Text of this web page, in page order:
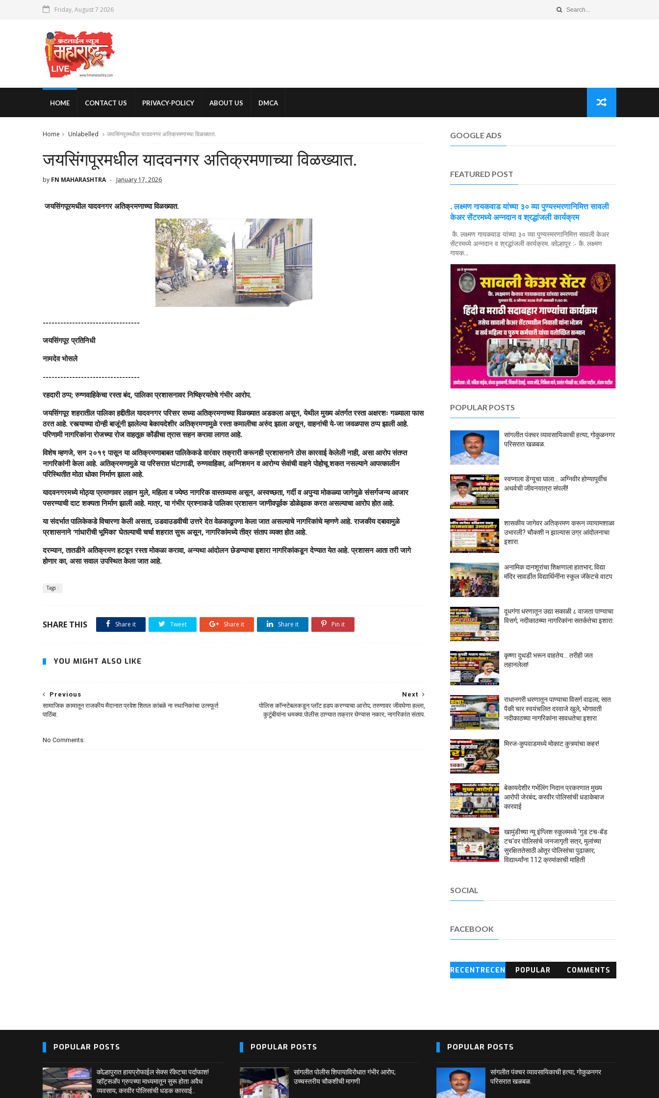
Friday, August 7 2026
HOME CONTACT US PRIVACY-POLICY ABOUT US DMCA
Home Unlabelled जयसिंगपूरमधील यादवनगर अतिक्रमणाच्या विळख्यात.
जयसिंगपूरमधील यादवनगर अतिक्रमणाच्या विळख्यात.
by FN MAHARASHTRA January 17, 2026
जयसिंगपूरमधील यादवनगर अतिक्रमणाच्या विळख्यात.
---------------------------------
जयसिंगपूर प्रतिनिधी
नामदेव भोसले
---------------------------------
रहदारी ठप्प; रुग्णवाहिकेचा रस्ता बंद, पालिका प्रशासनावर निष्क्रियतेचे गंभीर आरोप.
जयसिंगपूर शहरातील पालिका हद्दीतील यादवनगर परिसर सध्या अतिक्रमणाच्या विळख्यात अडकला असून, येथील मुख्य अंतर्गत रस्ता अक्षरशः गळ्याला फास
ठरत आहे. रस्त्याच्या दोन्ही बाजूंनी झालेल्या बेकायदेशीर अतिक्रमणामुळे रस्ता कमालीचा अरुंद झाला असून, वाहनांची ये-जा जवळपास ठप्प झाली आहे.
परिणामी नागरिकांना रोजच्या रोज वाहतूक कोंडीचा त्रास सहन करावा लागत आहे.
विशेष म्हणजे, सन २०१९ पासून या अतिक्रमणाबाबत पालिकेकडे वारंवार तक्रारी करूनही प्रशासनाने ठोस कारवाई केलेली नाही, असा आरोप संतप्त
नागरिकांनी केला आहे. अतिक्रमणामुळे या परिसरात घंटागाडी, रुग्णवाहिका, अग्निशमन व आरोग्य सेवांची वाहने पोहोचू शकत नसल्याने आपत्कालीन
परिस्थितीत मोठा धोका निर्माण झाला आहे.
यादवनगरमध्ये मोठ्या प्रमाणावर लहान मुले, महिला व ज्येष्ठ नागरिक वास्तव्यास असून, अस्वच्छता, गर्दी व अपुऱ्या मोकळ्या जागेमुळे संसर्गजन्य आजार
पसरण्याची दाट शक्यता निर्माण झाली आहे. मात्र, या गंभीर प्रश्नाकडे पालिका प्रशासन जाणीवपूर्वक डोळेझाक करत असल्याचा आरोप होत आहे.
या संदर्भात पालिकेकडे विचारणा केली असता, उडवाउडवीची उत्तरे देत वेळकाढूपणा केला जात असल्याचे नागरिकांचे म्हणणे आहे. राजकीय दबावामुळे
प्रशासनाने ‘गांधारीची भूमिका’ घेतल्याची चर्चा शहरात सुरू असून, नागरिकांमध्ये तीव्र संताप व्यक्त होत आहे.
दरम्यान, तातडीने अतिक्रमण हटवून रस्ता मोकळा करावा, अन्यथा आंदोलन छेडण्याचा इशारा नागरिकांकडून देण्यात येत आहे. प्रशासन आता तरी जागे
होणार का, असा सवाल उपस्थित केला जात आहे.
Tags :
SHARE THIS Share it Tweet Share it Share it Pin it
YOU MIGHT ALSO LIKE
Next
पोलिस कॉन्स्टेबलकडून प्लॉट हडप करण्याचा आरोप; तरुणावर जीवघेणा हल्ला,
कुटुंबीयांना धमक्या.पोलीस ठाण्यात तक्रार घेण्यास नकार; नागरिकांत संताप.
Previous
सामाजिक कामातून राजकीय मैदानात प्रवेश शितल कांबळे ना स्थानिकांचा उत्स्फूर्त
पाठिंबा.
No Comments:
GOOGLE ADS
FEATURED POST
. लक्ष्मण गायकवाड यांच्या ३० व्या पुण्यस्मरणानिमित्त सावली
केअर सेंटरमध्ये अन्नदान व श्रद्धांजली कार्यक्रम
कै. लक्ष्मण गायकवाड यांच्या ३० व्या पुण्यस्मरणानिमित्त सावली केअर
सेंटरमध्ये अन्नदान व श्रद्धांजली कार्यक्रम. कोल्हापूर :- कै. लक्ष्मण
गायक...
POPULAR POSTS
सांगलीत पंक्चर व्यावसायिकाची हत्या; गोकुळनगर
परिसरात खळबळ.
स्वप्नाला डेंग्यूचा घाला… अग्निवीर होण्यापूर्वीच
अथर्वची जीवनयात्रा संपली!
शासकीय जागेवर अतिक्रमण करून व्यायामशाळा
उभारली? चौकशी न झाल्यास उग्र आंदोलनाचा
इशारा.
अनामिक दानशूरांचा शिक्षणाला हातभार; विद्या
मंदिर सावर्डीत विद्यार्थिनींना स्कूल जॅकेटचे वाटप
दूधगंगा धरणातून उद्या सकाळी ८ वाजता पाण्याचा
विसर्ग; नदीकाठच्या नागरिकांना सतर्कतेचा इशारा.
कृष्णा दुथडी भरून वाहतेय... तरीही जत
तहानलेला!
राधानगरी धरणातून पाण्याचा विसर्ग वाढला; सात
पैकी चार स्वयंचलित दरवाजे खुले, भोगावती
नदीकाठच्या नागरिकांना सावधतेचा इशारा
मिरज-कुपवाडमध्ये मोकाट कुत्र्यांचा कहर!
बेकायदेशीर गर्भलिंग निदान प्रकरणात मुख्य
आरोपी जेरबंद; करवीर पोलिसांची धडाकेबाज
कारवाई
खामुंडीच्या न्यू इंग्लिश स्कूलमध्ये 'गुड टच-बॅड
टच'वर पोलिसांचे जनजागृती सत्र, मुलांच्या
सुरक्षिततेसाठी ओतूर पोलिसांचा पुढाकार;
विद्यार्थ्यांना 112 क्रमांकाची माहिती
SOCIAL
FACEBOOK
RECENTRECEN
POPULAR COMMENTS
POPULAR POSTS
कोल्हापुरात हायप्रोफाईल सेक्स रॅकेटचा पर्दाफाश!
व्हॉट्सअ‍ॅप ग्रुपच्या माध्यमातून सुरू होता अवैध
व्यवसाय; करवीर पोलिसांची धडक कारवाई..
POPULAR POSTS
सांगलीत पोलीस शिपायाविरोधात गंभीर आरोप;
उच्चस्तरीय चौकशीची मागणी
POPULAR POSTS
सांगलीत पंक्चर व्यावसायिकाची हत्या; गोकुळनगर
परिसरात खळबळ.